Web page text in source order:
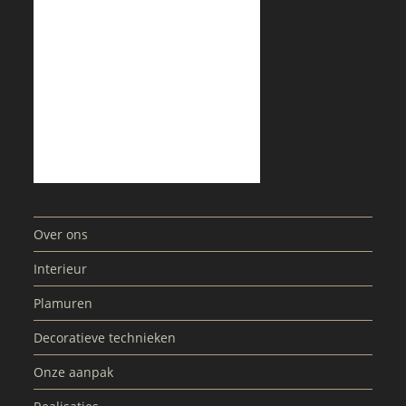
Over ons
Interieur
Plamuren
Decoratieve technieken
Onze aanpak